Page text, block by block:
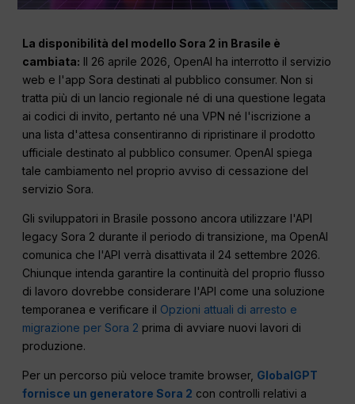
La disponibilità del modello Sora 2 in Brasile è
cambiata: Il 26 aprile 2026, OpenAI ha interrotto il servizio
web e l'app Sora destinati al pubblico consumer. Non si
tratta più di un lancio regionale né di una questione legata
ai codici di invito, pertanto né una VPN né l'iscrizione a
una lista d'attesa consentiranno di ripristinare il prodotto
ufficiale destinato al pubblico consumer. OpenAI spiega
tale cambiamento nel proprio avviso di cessazione del
servizio Sora.
Gli sviluppatori in Brasile possono ancora utilizzare l'API
legacy Sora 2 durante il periodo di transizione, ma OpenAI
comunica che l'API verrà disattivata il 24 settembre 2026.
Chiunque intenda garantire la continuità del proprio flusso
di lavoro dovrebbe considerare l'API come una soluzione
temporanea e verificare il Opzioni attuali di arresto e
migrazione per Sora 2 prima di avviare nuovi lavori di
produzione.
Per un percorso più veloce tramite browser, GlobalGPT
fornisce un generatore Sora 2 con controlli relativi a